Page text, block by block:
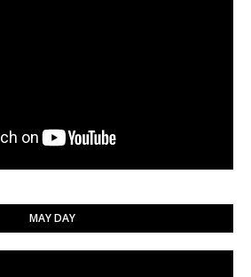
MAY DAY